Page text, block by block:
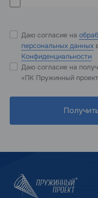
Даю согласие на
персональных данных
Конфиденциальности
Даю согласие на
«ПК Пружинный